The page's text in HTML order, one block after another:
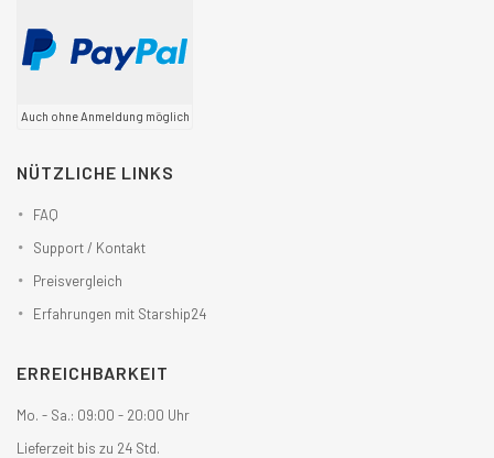
Auch ohne Anmeldung möglich
NÜTZLICHE LINKS
FAQ
Support / Kontakt
Preisvergleich
Erfahrungen mit Starship24
ERREICHBARKEIT
Mo. - Sa.: 09:00 - 20:00 Uhr
Lieferzeit bis zu 24 Std.